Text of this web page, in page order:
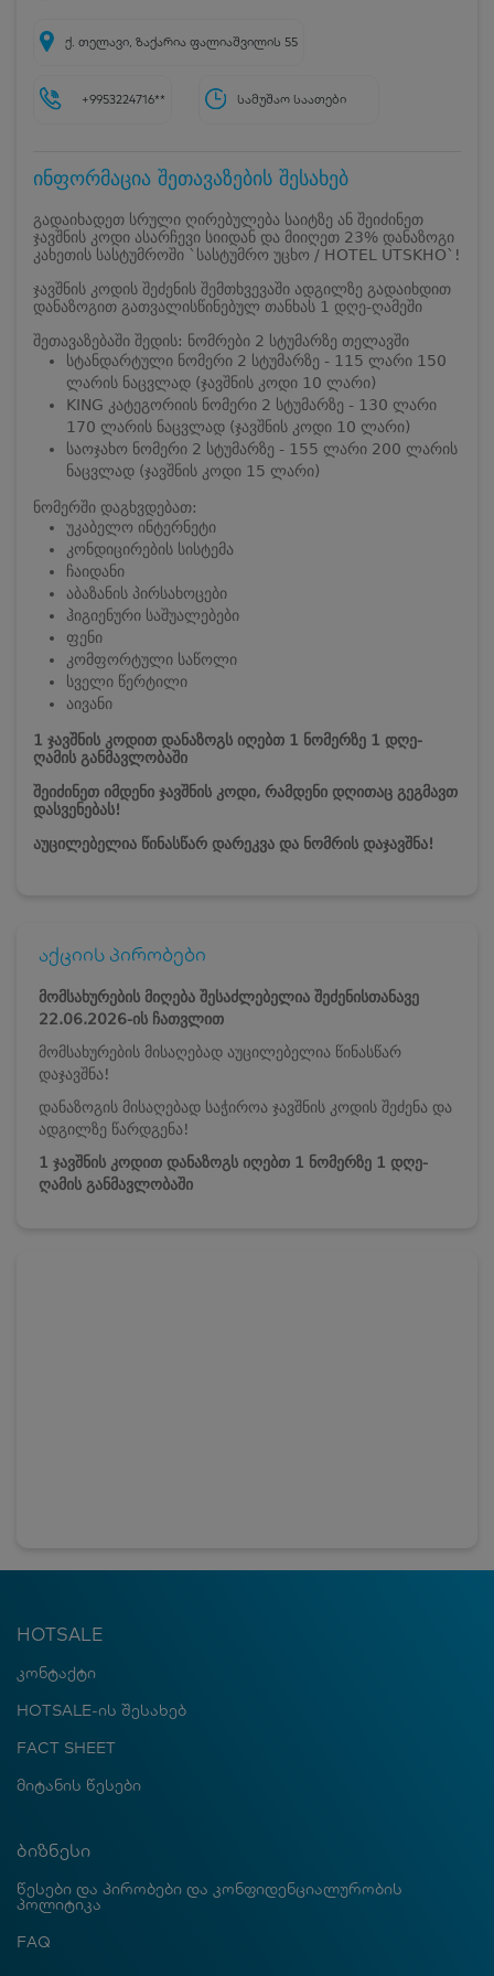
ქ. თელავი, ზაქარია ფალიაშვილის 55
+9953224716** სამუშაო საათები
ინფორმაცია შეთავაზების შესახებ
გადაიხადეთ სრული ღირებულება საიტზე ან შეიძინეთ
ჯავშნის კოდი ასარჩევი სიიდან და მიიღეთ 23% დანაზოგი
კახეთის სასტუმროში `სასტუმრო უცხო / HOTEL UTSKHO`!
ჯავშნის კოდის შეძენის შემთხვევაში ადგილზე გადაიხდით
დანაზოგით გათვალისწინებულ თანხას 1 დღე-ღამეში
შეთავაზებაში შედის: ნომრები 2 სტუმარზე თელავში
სტანდარტული ნომერი 2 სტუმარზე - 115 ლარი 150
ლარის ნაცვლად (ჯავშნის კოდი 10 ლარი)
KING კატეგორიის ნომერი 2 სტუმარზე - 130 ლარი
170 ლარის ნაცვლად (ჯავშნის კოდი 10 ლარი)
საოჯახო ნომერი 2 სტუმარზე - 155 ლარი 200 ლარის
ნაცვლად (ჯავშნის კოდი 15 ლარი)
ნომერში დაგხვდებათ:
უკაბელო ინტერნეტი
კონდიცირების სისტემა
ჩაიდანი
აბაზანის პირსახოცები
ჰიგიენური საშუალებები
ფენი
კომფორტული საწოლი
სველი წერტილი
აივანი
1 ჯავშნის კოდით დანაზოგს იღებთ 1 ნომერზე 1 დღე-
ღამის განმავლობაში
შეიძინეთ იმდენი ჯავშნის კოდი, რამდენი დღითაც გეგმავთ
დასვენებას!
აუცილებელია წინასწარ დარეკვა და ნომრის დაჯავშნა!
აქციის პირობები
მომსახურების მიღება შესაძლებელია შეძენისთანავე
22.06.2026-ის ჩათვლით
მომსახურების მისაღებად აუცილებელია წინასწარ
დაჯავშნა!
დანაზოგის მისაღებად საჭიროა ჯავშნის კოდის შეძენა და
ადგილზე წარდგენა!
1 ჯავშნის კოდით დანაზოგს იღებთ 1 ნომერზე 1 დღე-
ღამის განმავლობაში
HOTSALE
კონტაქტი
HOTSALE-ის შესახებ
FACT SHEET
მიტანის წესები
ბიზნესი
წესები და პირობები და კონფიდენციალურობის
პოლიტიკა
FAQ